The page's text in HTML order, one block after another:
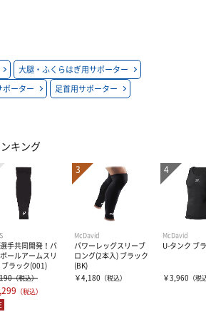
ター
ーター
大腿・ふくらはぎ用サポーター
ポーター 足首用サポーター
キング
手共同開発！バ
ボールアームスリ
ブラック(001)
（税込）
（税込）
McDavid
パワーレッグスリーブ
ロング(2本入) ブラック
(BK)
￥4,180
（税込）
McDavid
U-タンク ブ
￥3,960 （税